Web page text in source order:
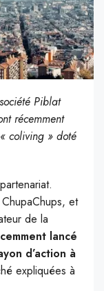
Piblat
récemment
coliving » doté
et
de la
lancé
d’action à
expliquées à